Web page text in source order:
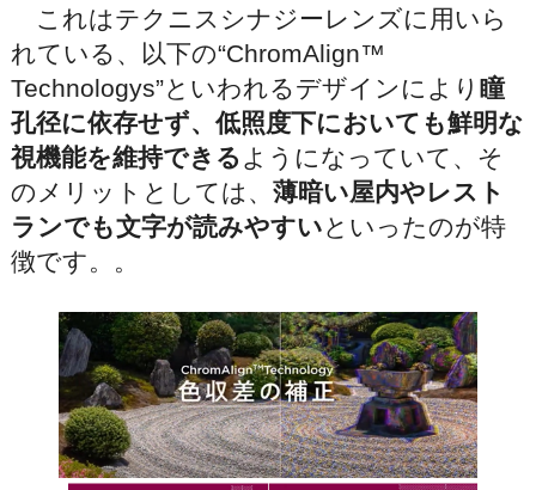
これはテクニスシナジーレンズに用いら
れている、以下の“ChromAlign™
Technologys”といわれるデザインにより 瞳
孔径に依存せず、低照度下においても鮮明な
視機能を維持できる ようになっていて、そ
のメリットとしては、 薄暗い屋内やレスト
ランでも文字が読みやすいといったのが特
徴です。。